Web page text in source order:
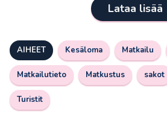
Lataa lisää
AIHEET Kesäloma Matkailu
Matkailutieto Matkustus sakot
Turistit